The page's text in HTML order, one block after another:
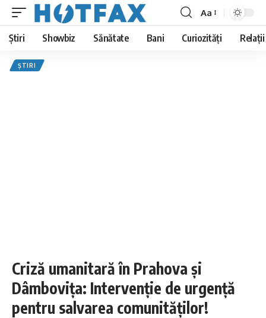
Font
Resizer
Aa
Știri Showbiz Sănătate Bani Curiozități Relații
ȘTIRI
Criză umanitară în Prahova și
Dâmbovița: Intervenție de urgență
pentru salvarea comunităților!